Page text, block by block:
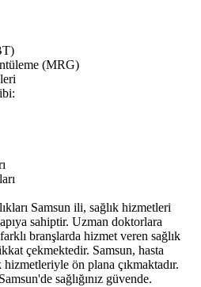
(MRG)
Samsun ili, sağlık hizmetleri
sahiptir. Uzman doktorlara
branşlarda hizmet veren sağlık
çekmektedir. Samsun, hasta
ön plana çıkmaktadır.
sağlığınız güvende.